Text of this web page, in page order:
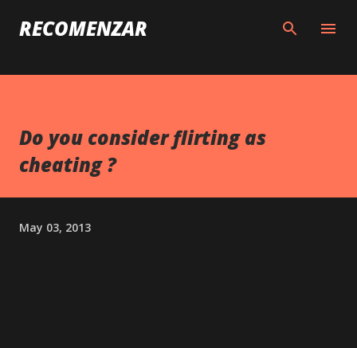
Skip to main content
RECOMENZAR
Do you consider flirting as
cheating ?
May 03, 2013